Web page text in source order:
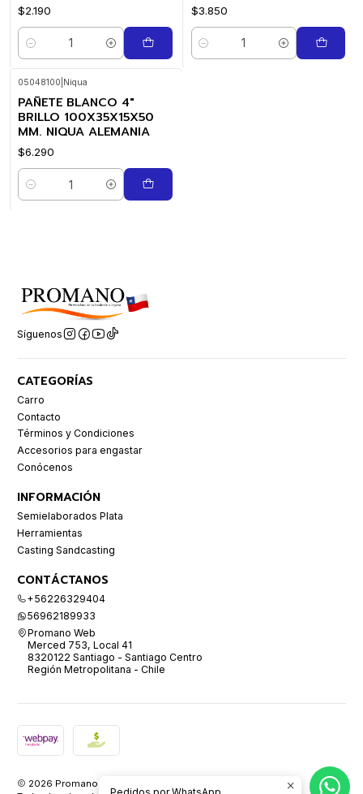
$2.190
Cantidad
$3.850
Cantidad
05048100 Niqua
PAÑETE BLANCO 4"
BRILLO 100X35X15X50
MM. NIQUA ALEMANIA
$6.290
Cantidad
Síguenos
CATEGORÍAS
Carro
Contacto
Términos y Condiciones
Accesorios para engastar
Conócenos
INFORMACIÓN
Semielaborados Plata
Herramientas
Casting Sandcasting
CONTÁCTANOS
+56226329404
56962189933
Promano Web
Merced 753, Local 41
8320122 Santiago - Santiago Centro
Región Metropolitana - Chile
2026 Promano.
Pedidos por WhatsApp